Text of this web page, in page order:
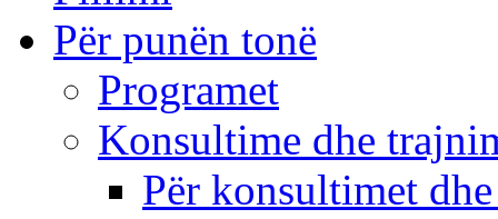
Për punën tonë
Programet
Konsultime dhe
Për konsultimet